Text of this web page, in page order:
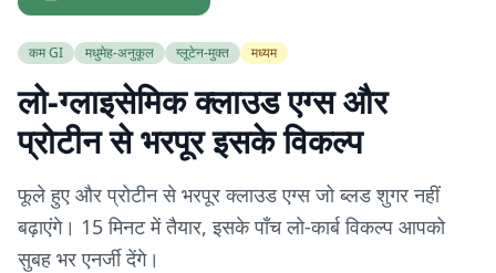
कम GI मधुमेह-अनुकूल ग्लूटेन-मुक्त मध्यम
लो-ग्लाइसेमिक क्लाउड एग्स और
प्रोटीन से भरपूर इसके विकल्प
फूले हुए और प्रोटीन से भरपूर क्लाउड एग्स जो ब्लड शुगर नहीं
बढ़ाएंगे। 15 मिनट में तैयार, इसके पाँच लो-कार्ब विकल्प आपको
सुबह भर एनर्जी देंगे।